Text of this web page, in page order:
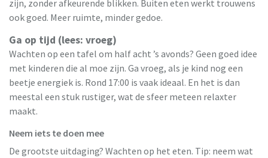
zijn, zonder afkeurende blikken. Buiten eten werkt trouwens
ook goed. Meer ruimte, minder gedoe.
Ga op tijd (lees: vroeg)
Wachten op een tafel om half acht ’s avonds? Geen goed idee
met kinderen die al moe zijn. Ga vroeg, als je kind nog een
beetje energiek is. Rond 17:00 is vaak ideaal. En het is dan
meestal een stuk rustiger, wat de sfeer meteen relaxter
maakt.
Neem iets te doen mee
De grootste uitdaging? Wachten op het eten. Tip: neem wat